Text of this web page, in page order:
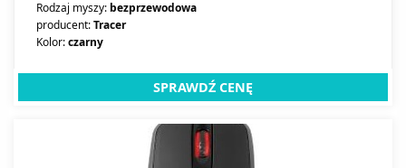
Rodzaj myszy: bezprzewodowa
producent:Tracer
Kolor:czarny
SPRAWDŹ CENĘ